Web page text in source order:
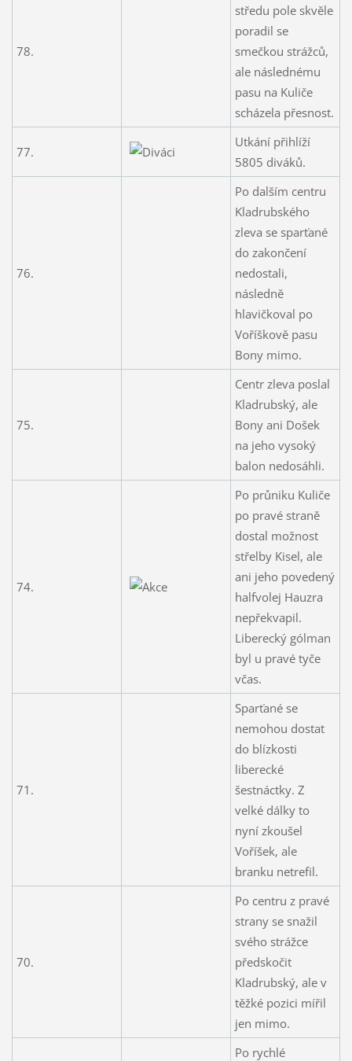
78.
středu pole skvěle
poradil se
smečkou strážců,
ale následnému
pasu na Kuliče
scházela přesnost.
77.
Utkání přihlíží
5805 diváků.
76.
Po dalším centru
Kladrubského
zleva se sparťané
do zakončení
nedostali,
následně
hlavičkoval po
Voříškově pasu
Bony mimo.
75.
Centr zleva poslal
Kladrubský, ale
Bony ani Došek
na jeho vysoký
balon nedosáhli.
74.
Po průniku Kuliče
po pravé straně
dostal možnost
střelby Kisel, ale
ani jeho povedený
halfvolej Hauzra
nepřekvapil.
Liberecký gólman
byl u pravé tyče
včas.
71.
Sparťané se
nemohou dostat
do blízkosti
liberecké
šestnáctky. Z
velké dálky to
nyní zkoušel
Voříšek, ale
branku netrefil.
70.
Po centru z pravé
strany se snažil
svého strážce
předskočit
Kladrubský, ale v
těžké pozici mířil
jen mimo.
Po rychlé